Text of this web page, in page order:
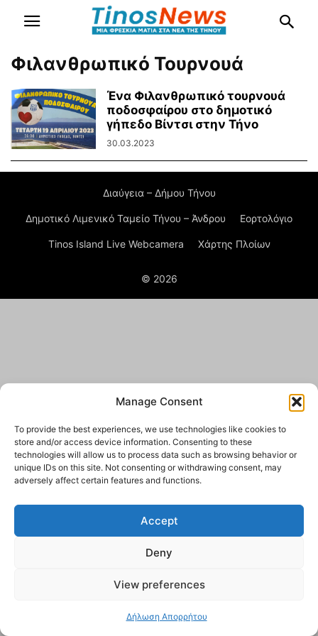
Manage Consent
To provide the best experiences, we use technologies like cookies to
store and/or access device information. Consenting to these
technologies will allow us to process data such as browsing behavior or
unique IDs on this site. Not consenting or withdrawing consent, may
adversely affect certain features and functions.
Accept
Deny
View preferences
Δήλωση Απορρήτου
Φιλανθρωπικό Τουρνουά
Ένα Φιλανθρωπικό τουρνουά
ποδοσφαίρου στο δημοτικό
γήπεδο Βίντσι στην Τήνο
30.03.2023
Διαύγεια – Δήμου Τήνου
Δημοτικό Λιμενικό Ταμείο Τήνου – Άνδρου Εορτολόγιο
Tinos Island Live Webcamera Χάρτης Πλοίων
© 2026